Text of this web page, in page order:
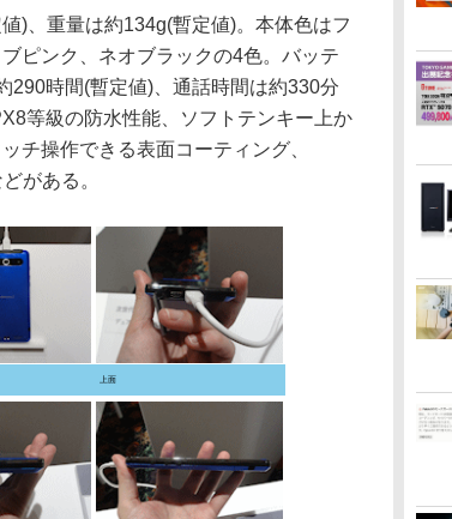
)、重量は約134g(暫定値)。本体色はフ
ピンク、ネオブラックの4色。バッテ
290時間(暫定値)、通話時間は約330分
等級の防水性能、ソフトテンキー上か
チ操作できる表面コーティング、
がある。
上面